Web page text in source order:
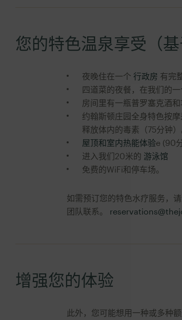
您的特色温泉享受（
夜晚住在一个 行政房 有完
四道菜的夜餐，在我们的一
房间里有一瓶普罗塞克酒
约翰斯顿庄园全身特色按
释放体内的毒素（75分钟）
屋顶和室内热能体验e (90
进入我们20米的 游泳馆
免费的WiFi和停车场。
如需预订您的特色水疗服务，
团队联系。
增强您的体验
此外，您可能想用一种或多种